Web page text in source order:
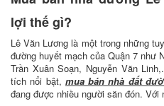
lợi thế gì?
Lê Văn Lương là một trong những
đường huyết mạch của Quận 7 như
Trần Xuân Soạn, Nguyễn Văn
tích nổi bật, mua bán nhà đất
đang được nhiều người săn đón. Với